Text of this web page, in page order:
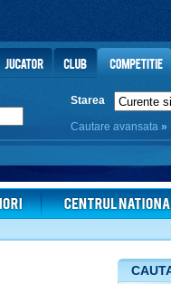
Starea
Cautare avansata »